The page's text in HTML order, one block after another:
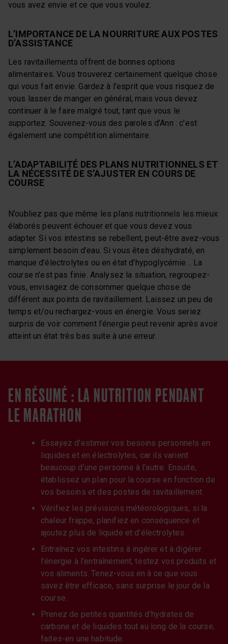
vous avez envie et ce que vous voulez.
L’IMPORTANCE DE LA NOURRITURE AUX POSTES
D’ASSISTANCE
Les ravitaillements offrent de bonnes options
alimentaires. Vous trouverez certainement quelque chose
qui vous fait envie. Gardez à l’esprit que vous risquez de
vous lasser de manger en général, mais vous devez
continuer à le faire malgré tout, tant que vous le
supportez. Souvenez-vous des paroles d’Ann : c’est
également une compétition alimentaire.
L’ADAPTABILITÉ DES PLANS NUTRITIONNELS ET
LA NÉCESSITÉ DE S’AJUSTER EN COURS DE
COURSE
N’oubliez pas que même les plans nutritionnels les mieux
élaborés peuvent échouer et que vous devez vous
adapter. Si vos intestins se rebellent, peut-être avez-vous
simplement besoin d’eau. Si vous êtes déshydraté, en
manque d’électrolytes ou en état d’hypoglycémie… La
course n’est pas finie. Analysez la situation, regroupez-
vous, envisagez de consommer quelque chose de
différent aux points de ravitaillement. Laissez un peu de
temps et/ou rechargez-vous en énergie. Vous seriez
surpris de voir comment l’énergie peut revenir après avoir
atteint un état très bas suite à une erreur.
EN RÉSUMÉ : LA NUTRITION PENDANT
LE MARATHON
Essayez d’estimer vos besoins personnels en
liquides et en électrolytes, car ils varient
beaucoup d’une personne à l’autre. Ensuite,
établissez un plan pour la course en fonction de
vos besoins et des postes de ravitaillement.
Vérifiez les prévisions météorologiques, si la
chaleur frappe, planifiez en conséquence et
ajoutez plus de liquide et d’électrolytes.
Entraînez vos intestins à ingérer et à digérer
l’énergie à l’entraînement, testez vos produits et
vos aliments. Tenez-vous en à ce que vous
savez être efficace, sans surprise le jour de la
course.
Prenez de petites quantités d’hydrates de
carbone et de liquides tout au long de la course,
faites-en une habitude.